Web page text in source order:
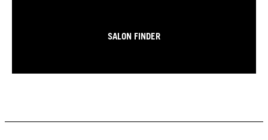
SALON FINDER